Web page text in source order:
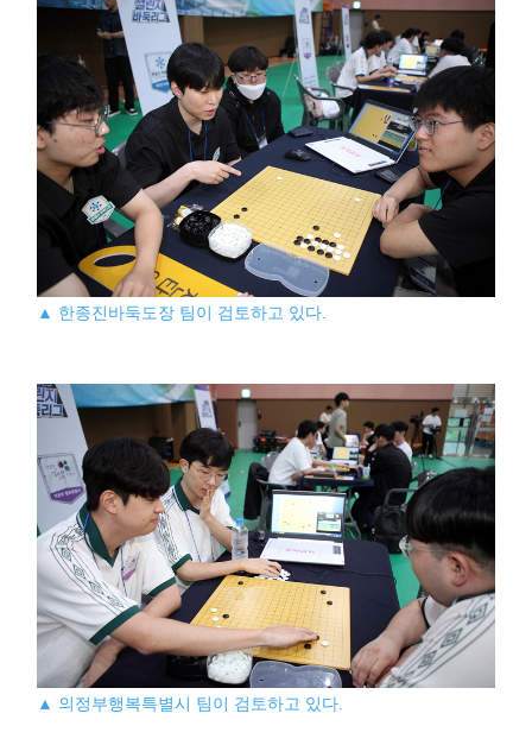
▲ 한종진바둑도장 팀이 검토하고 있다.
▲ 의정부행복특별시 팀이 검토하고 있다.